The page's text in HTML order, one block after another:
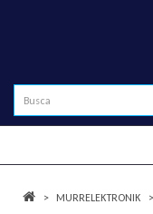
MURRELEKTRONIK